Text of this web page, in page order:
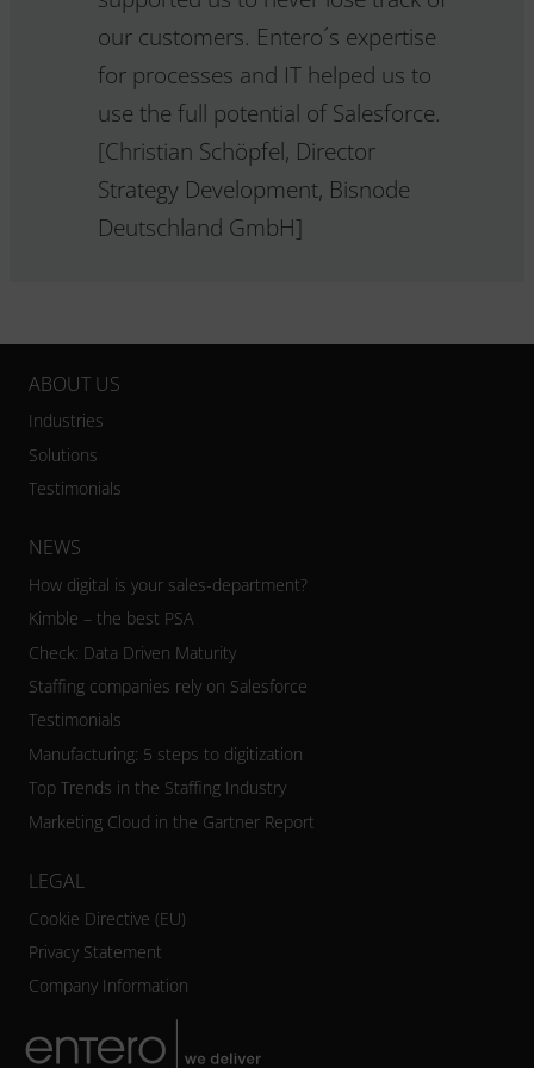
our customers. Entero´s expertise
for processes and IT helped us to
use the full potential of Salesforce.
[Christian Schöpfel, Director
Strategy Development, Bisnode
Deutschland GmbH]
ABOUT US
Industries
Solutions
Testimonials
NEWS
How digital is your sales-department?
Kimble – the best PSA
Check: Data Driven Maturity
Staffing companies rely on Salesforce
Testimonials
Manufacturing: 5 steps to digitization
Top Trends in the Staffing Industry
Marketing Cloud in the Gartner Report
LEGAL
Cookie Directive (EU)
Privacy Statement
Company Information